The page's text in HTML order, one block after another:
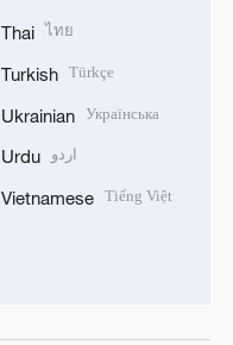
Thai ไทย
Turkish Türkçe
Ukrainian Українська
Urdu اردو
Vietnamese Tiếng Việt